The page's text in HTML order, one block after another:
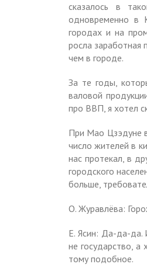
сказалось в
одновременно в
городах и на
росла заработная
чем в городе.
За те годы,
валовой
про ВВП, я хотел
При Мао Цзэдуне
число жителей в
нас протекал, в
городского
больше,
О. Журавлёва:
Е. Ясин: Да-да-да.
не государство, а
тому подобное.